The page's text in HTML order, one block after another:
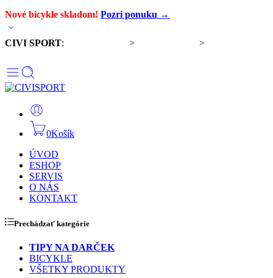
Nové bicykle skladom! Pozri ponuku →
CIVI SPORT: > >
0Košík
ÚVOD
ESHOP
SERVIS
O NÁS
KONTAKT
Prechádzať kategórie
TIPY NA DARČEK
BICYKLE
VŠETKY PRODUKTY